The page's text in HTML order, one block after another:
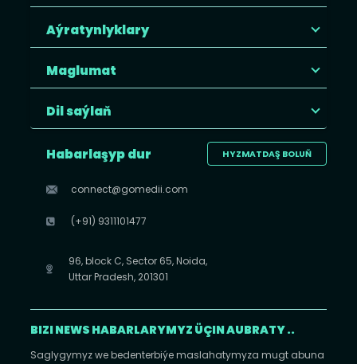
Aýratynlyklary
Maglumat
Dil saýlaň
HYZMATDAŞ BOLUŇ
Habarlaşyp dur
connect@gomedii.com
(+91) 9311101477
96, block C, Sector 65, Noida,
Uttar Pradesh, 201301
BIZI NEWS HABARLARYMYZ ÜÇIN AUBRATY ..
Saglygymyz we bedenterbiýe maslahatymyza mugt abuna